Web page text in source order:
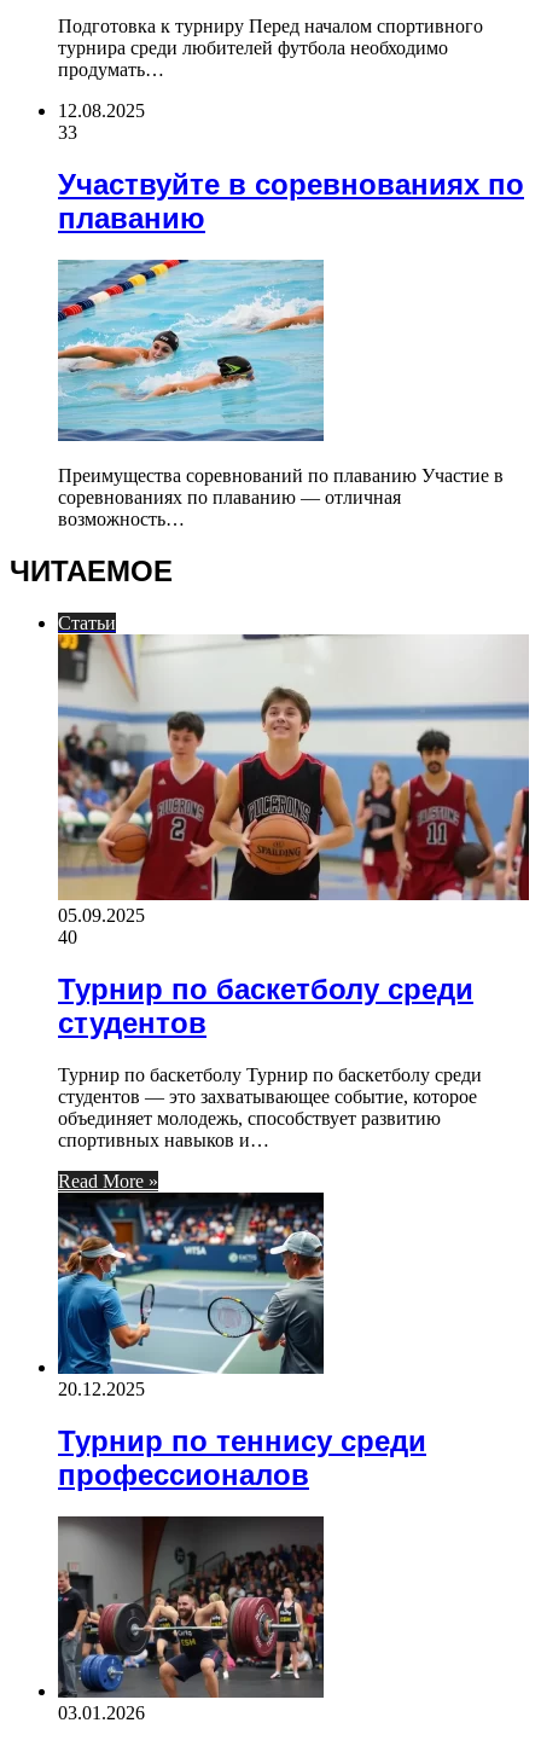
Подготовка к турниру Перед началом спортивного
турнира среди любителей футбола необходимо
продумать…
12.08.2025
33
Участвуйте в соревнованиях по
плаванию
Преимущества соревнований по плаванию Участие в
соревнованиях по плаванию — отличная
возможность…
ЧИТАЕМОЕ
Статьи
05.09.2025
40
Турнир по баскетболу среди
студентов
Турнир по баскетболу Турнир по баскетболу среди
студентов — это захватывающее событие, которое
объединяет молодежь, способствует развитию
спортивных навыков и…
Read More »
20.12.2025
Турнир по теннису среди
профессионалов
03.01.2026